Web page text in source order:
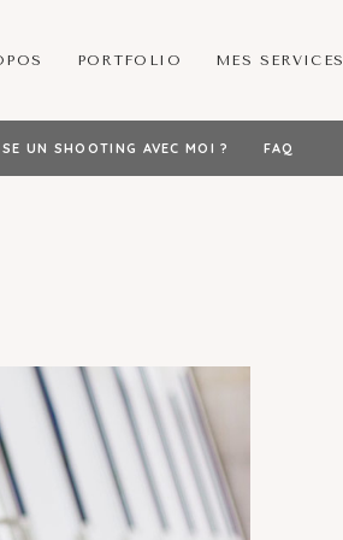
PORTFOLIO MES SERVICES
UN SHOOTING AVEC MOI ? FAQ